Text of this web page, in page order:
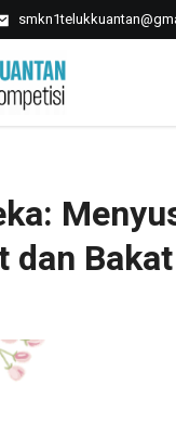
Merdeka: Menyusun